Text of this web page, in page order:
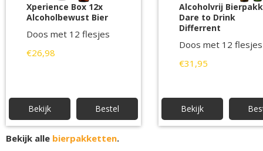
Xperience Box 12x
Alcoholbewust Bier
Doos met 12 flesjes
€26,98
Bekijk Bestel
Alcoholvrij
Dare to Drink
Differrent
Doos met 12 flesjes
€31,95
Bekijk
Bekijk alle bierpakketten.